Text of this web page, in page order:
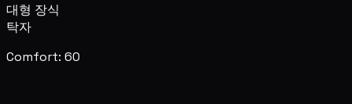
대형 장식
탁자
Comfort: 60